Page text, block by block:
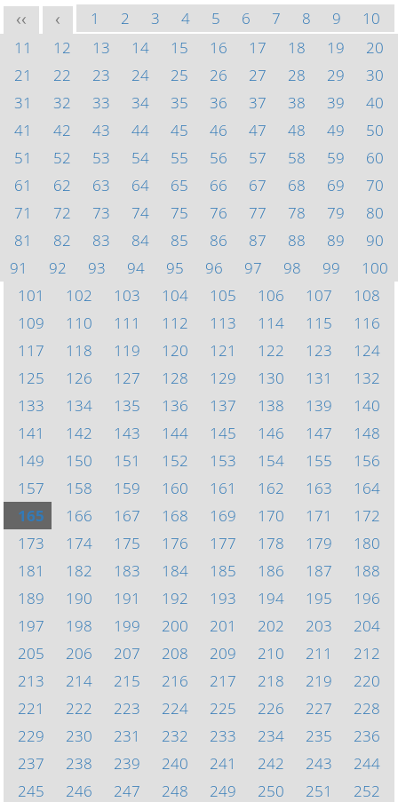
<< < 1 2 3 4 5 6 7 8 9
10
11
12 13 14 15 16 17 18 19
20
21
22 23 24 25 26 27 28 29
30
31
32 33 34 35 36 37 38 39
40
41
42 43 44 45 46 47 48 49
50
51
52 53 54 55 56 57 58 59
60
61
62 63 64 65 66 67 68 69
70
71
72 73 74 75 76 77 78 79
80
81
82 83 84 85 86 87 88 89
90
91
92 93 94 95 96 97 98 99
100
101
102 103 104 105 106 107
108
109
110 111 112 113 114 115
116
117
118 119 120 121 122 123
124
125
126 127 128 129 130 131
132
133
134 135 136 137 138 139
140
141
142 143 144 145 146 147
148
149
150 151 152 153 154 155
156
157
158 159 160 161 162 163
164
165
166 167 168 169 170 171
172
173
174 175 176 177 178 179
180
181
182 183 184 185 186 187
188
189
190 191 192 193 194 195
196
197
198 199 200 201 202 203
204
205
206 207 208 209 210 211
212
213
214 215 216 217 218 219
220
221
222 223 224 225 226 227
228
229
230 231 232 233 234 235
236
237
238 239 240 241 242 243
244
245
246 247 248 249 250 251
252